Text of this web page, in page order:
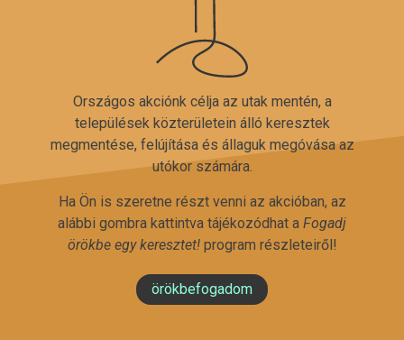
Országos akciónk célja az utak mentén, a
települések közterületein álló keresztek
megmentése, felújítása és állaguk megóvása az
utókor számára.
Ha Ön is szeretne részt venni az akcióban, az
alábbi gombra kattintva tájékozódhat a Fogadj
örökbe egy keresztet!program részleteiről!
örökbefogadom